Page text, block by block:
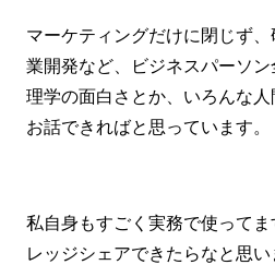
マーケティングだけに閉じず
業開発など、ビジネスパーソ
理学の面白さとか、いろんな
お話できればと思っています。
私自身もすごく実務で使って
レッジシェアできたらなと思い